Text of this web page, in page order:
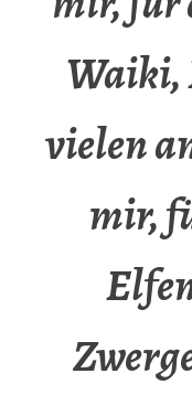
Waiki,
vielen
mir,